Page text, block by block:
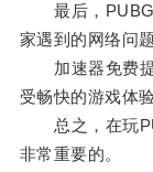
最后，PUBG
家遇到的网络问题
加速器免费提
受畅快的游戏体验
总之，在玩
非常重要的。